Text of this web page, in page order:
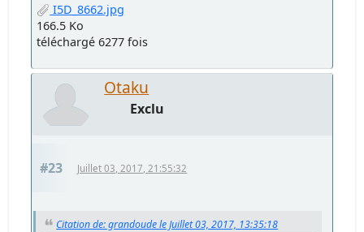
I5D_8662.jpg
166.5 Ko
téléchargé 6277 fois
Otaku
Exclu
#23 Juillet 03, 2017, 21:55:32
Citation de: grandoude le Juillet 03, 2017, 13:35:18